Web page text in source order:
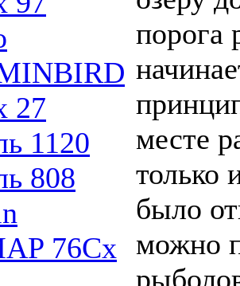
27
1120
808
76Cx
порога
месте
только
было
можно